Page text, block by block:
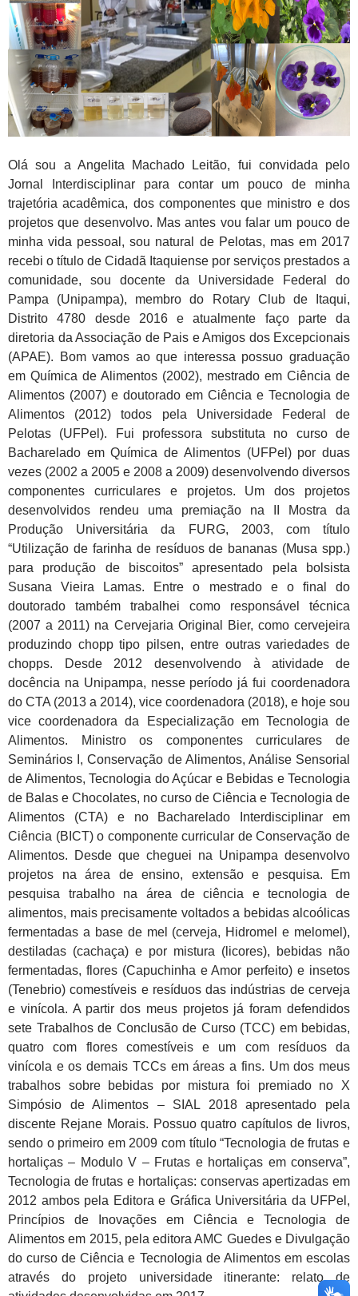
Olá sou a Angelita Machado Leitão, fui convidada pelo
Jornal Interdisciplinar para contar um pouco de minha
trajetória acadêmica, dos componentes que ministro e dos
projetos que desenvolvo. Mas antes vou falar um pouco de
minha vida pessoal, sou natural de Pelotas, mas em 2017
recebi o título de Cidadã Itaquiense por serviços prestados a
comunidade, sou docente da Universidade Federal do
Pampa (Unipampa), membro do Rotary Club de Itaqui,
Distrito 4780 desde 2016 e atualmente faço parte da
diretoria da Associação de Pais e Amigos dos Excepcionais
(APAE). Bom vamos ao que interessa possuo graduação
em Química de Alimentos (2002), mestrado em Ciência de
Alimentos (2007) e doutorado em Ciência e Tecnologia de
Alimentos (2012) todos pela Universidade Federal de
Pelotas (UFPel). Fui professora substituta no curso de
Bacharelado em Química de Alimentos (UFPel) por duas
vezes (2002 a 2005 e 2008 a 2009) desenvolvendo diversos
componentes curriculares e projetos. Um dos projetos
desenvolvidos rendeu uma premiação na II Mostra da
Produção Universitária da FURG, 2003, com título
“Utilização de farinha de resíduos de bananas (Musa spp.)
para produção de biscoitos” apresentado pela bolsista
Susana Vieira Lamas. Entre o mestrado e o final do
doutorado também trabalhei como responsável técnica
(2007 a 2011) na Cervejaria Original Bier, como cervejeira
produzindo chopp tipo pilsen, entre outras variedades de
chopps. Desde 2012 desenvolvendo à atividade de
docência na Unipampa, nesse período já fui coordenadora
do CTA (2013 a 2014), vice coordenadora (2018), e hoje sou
vice coordenadora da Especialização em Tecnologia de
Alimentos. Ministro os componentes curriculares de
Seminários I, Conservação de Alimentos, Análise Sensorial
de Alimentos, Tecnologia do Açúcar e Bebidas e Tecnologia
de Balas e Chocolates, no curso de Ciência e Tecnologia de
Alimentos (CTA) e no Bacharelado Interdisciplinar em
Ciência (BICT) o componente curricular de Conservação de
Alimentos. Desde que cheguei na Unipampa desenvolvo
projetos na área de ensino, extensão e pesquisa. Em
pesquisa trabalho na área de ciência e tecnologia de
alimentos, mais precisamente voltados a bebidas alcoólicas
fermentadas a base de mel (cerveja, Hidromel e melomel),
destiladas (cachaça) e por mistura (licores), bebidas não
fermentadas, flores (Capuchinha e Amor perfeito) e insetos
(Tenebrio) comestíveis e resíduos das indústrias de cerveja
e vinícola. A partir dos meus projetos já foram defendidos
sete Trabalhos de Conclusão de Curso (TCC) em bebidas,
quatro com flores comestíveis e um com resíduos da
vinícola e os demais TCCs em áreas a fins. Um dos meus
trabalhos sobre bebidas por mistura foi premiado no X
Simpósio de Alimentos – SIAL 2018 apresentado pela
discente Rejane Morais. Possuo quatro capítulos de livros,
sendo o primeiro em 2009 com título “Tecnologia de frutas e
hortaliças – Modulo V – Frutas e hortaliças em conserva”,
Tecnologia de frutas e hortaliças: conservas apertizadas em
2012 ambos pela Editora e Gráfica Universitária da UFPel,
Princípios de Inovações em Ciência e Tecnologia de
Alimentos em 2015, pela editora AMC Guedes e Divulgação
do curso de Ciência e Tecnologia de Alimentos em escolas
através do projeto universidade itinerante: relato de